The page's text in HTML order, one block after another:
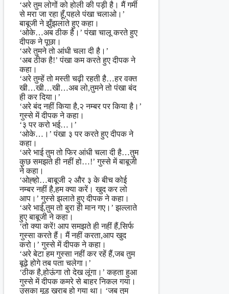
‘अरे तुम लोगों को होली की पड़ी है। मैं गर्मी
से मरा जा रहा हूँ,पहले पंखा चलाओ।’
बाबूजी ने झुँझलाते हुए कहा।
‘ओके…अब ठीक है।’ पंखा चालू करते हुए
दीपक ने पूछा।
‘अरे तुमने तो आंधी चला दी है।’
‘अब ठीक है!’ पंखा कम करते हुए दीपक ने
कहा।
‘अरे तुम्हें तो मस्ती चढ़ी रहती है…हर वक्त
खी…खी…खी…अब लो,तुमने तो पंखा बंद
ही कर दिया।’
‘अरे बंद नहीं किया है,२ नम्बर पर किया है।’
गुस्से में दीपक ने कहा।
‘३ पर करो भई…।’
‘ओके…।’ पंखा ३ पर करते हुए दीपक ने
कहा।
‘अरे भाई तुम तो फिर आंधी चला दी है…तुम
कुछ समझते ही नहीं हो…!’ गुस्से में बाबूजी
ने कहा।
‘ओह्हो…बाबूजी २ और ३ के बीच कोई
नम्बर नहीं है,हम क्या करें। खुद कर लो
आप।’ गुस्से झलाते हुए दीपक ने कहा।
‘अरे भाई,तुम तो बुरा ही मान गए।’ झल्लाते
हुए बाबूजी ने कहा।
‘तो क्या करें! आप समझते ही नहीं हैं,सिर्फ
गुस्सा करते हैं। मैं नहीं करता,आप खुद
करो।’ गुस्से में दीपक ने कहा।
‘अरे बेटा हम गुस्सा नहीं कर रहें हैं,जब तुम
बूढ़े होगे तब पता चलेगा।’
‘ठीक है,होऊंगा तो देख लूंगा।’ कहता हुआ
गुस्से में दीपक कमरे से बाहर निकल गया।
उसका मूड ख़राब हो गया था। ‘जब तुम